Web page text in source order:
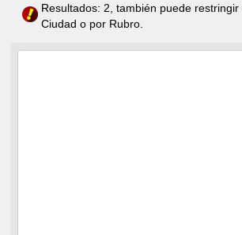
Resultados: 2, también puede
Ciudad o por Rubro.